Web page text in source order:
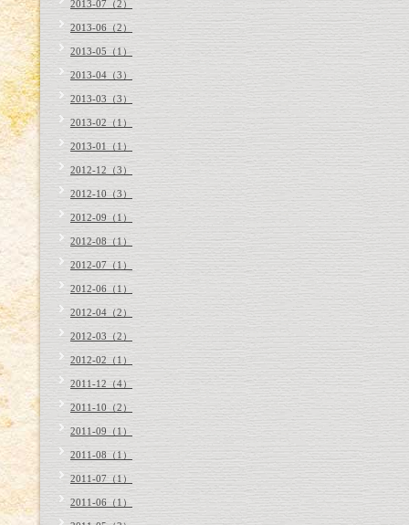
2013-07（2）
2013-06（2）
2013-05（1）
2013-04（3）
2013-03（3）
2013-02（1）
2013-01（1）
2012-12（3）
2012-10（3）
2012-09（1）
2012-08（1）
2012-07（1）
2012-06（1）
2012-04（2）
2012-03（2）
2012-02（1）
2011-12（4）
2011-10（2）
2011-09（1）
2011-08（1）
2011-07（1）
2011-06（1）